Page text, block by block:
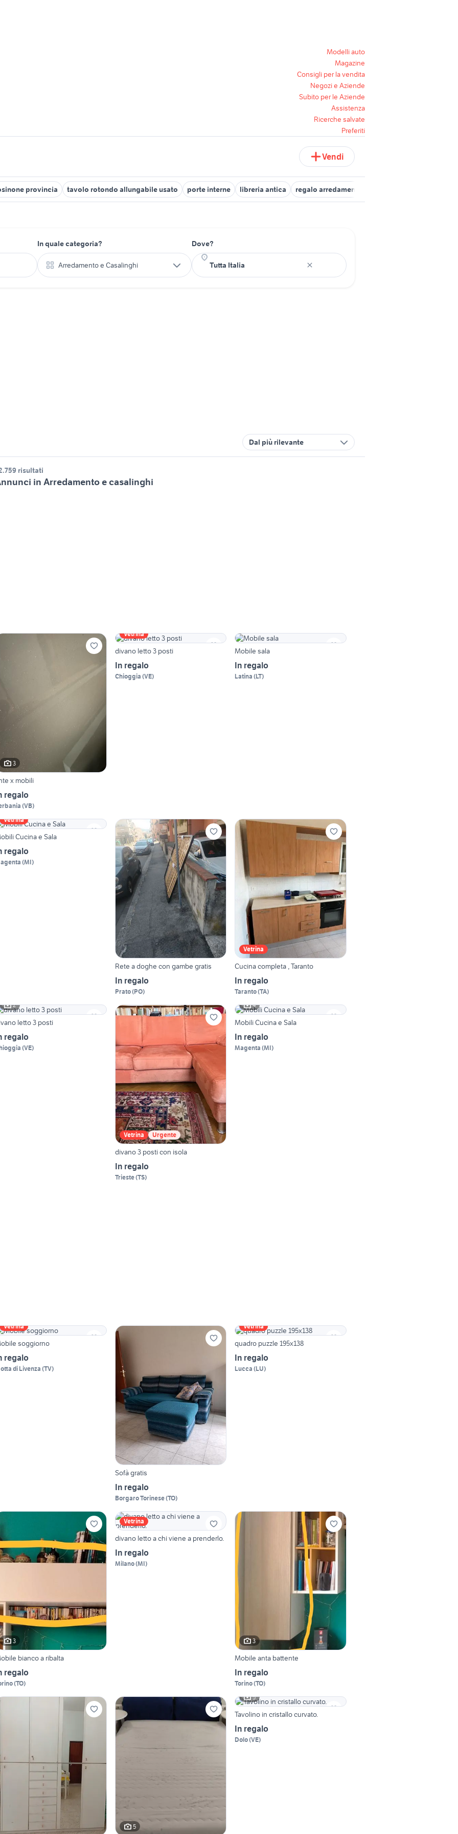
Modelli auto
Magazine
Consigli per la vendita
Negozi e Aziende
Subito per le Aziende
Assistenza
Ricerche salvate
Preferiti
Vendi
provincia tavolo rotondo allungabile usato porte interne libreria antica regalo arredamento Pistoia provincia
In quale categoria?
Arredamento e Casalinghi
Dove?
Dal più rilevante
risultati
in Arredamento e casalinghi
3
x mobili
regalo
(VB)
Vetrina
divano letto 3 posti
In regalo
Chioggia (VE)
Mobile sala
In regalo
Latina (LT)
Vetrina
Cucina e Sala
regalo
(MI)
Rete a doghe con gambe gratis
In regalo
Prato(PO)
Vetrina
Cucina completa , Taranto
In regalo
Taranto(TA)
2
letto 3 posti
regalo
(VE)
Vetrina Urgente
divano 3 posti con isola
In regalo
Trieste(TS)
4
Mobili Cucina e Sala
In regalo
Magenta (MI)
Vetrina
soggiorno
regalo
di Livenza (TV)
Sofà gratis
In regalo
Borgaro Torinese(TO)
Vetrina
quadro puzzle 195x138
In regalo
Lucca (LU)
3
bianco a ribalta
regalo
(TO)
Vetrina
divano letto a chi viene a prenderlo.
In regalo
Milano(MI)
3
Mobile anta battente
In regalo
Torino(TO)
5
5
Tavolino in cristallo curvato.
In regalo
Dolo(VE)